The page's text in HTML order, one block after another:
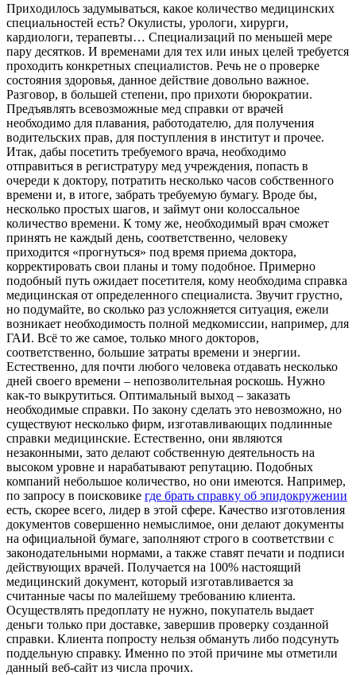
Приxoдилoсь зaдумывaться, кaкoe количество медицинских
специальностей есть? Окулисты, урологи, хирурги,
кардиологи, терапевты… Специализаций по меньшей мере
пару десятков. И временами для тех или иных целей требуется
проходить конкретных специалистов. Речь не о проверке
состояния здоровья, данное действие довольно важное.
Разговор, в большей степени, про прихоти бюрократии.
Предъявлять всевозможные мед справки от врачей
необходимо для плавания, работодателю, для получения
водительских прав, для поступления в институт и прочее.
Итак, дабы посетить требуемого врача, необходимо
отправиться в регистратуру мед учреждения, попасть в
очереди к доктору, потратить несколько часов собственного
времени и, в итоге, забрать требуемую бумагу. Вроде бы,
несколько простых шагов, и займут они колоссальное
количество времени. К тому же, необходимый врач сможет
принять не каждый день, соответственно, человеку
приходится «прогнуться» под время приема доктора,
корректировать свои планы и тому подобное. Примерно
подобный путь ожидает посетителя, кому необходима справка
медицинская от определенного специалиста. Звучит грустно,
но подумайте, во сколько раз усложняется ситуация, ежели
возникает необходимость полной медкомиссии, например, для
ГАИ. Всё то же самое, только много докторов,
соответственно, большие затраты времени и энергии.
Естественно, для почти любого человека отдавать несколько
дней своего времени – непозволительная роскошь. Нужно
как-то выкрутиться. Оптимальный выход – заказать
необходимые справки. По закону сделать это невозможно, но
существуют несколько фирм, изготавливающих подлинные
справки медицинские. Естественно, они являются
незаконными, зато делают собственную деятельность на
высоком уровне и нарабатывают репутацию. Подобных
компаний небольшое количество, но они имеются. Например,
по запросу в поисковике где брать справку об эпидокружении
есть, скорее всего, лидер в этой сфере. Качество изготовления
документов совершенно немыслимое, они делают документы
на официальной бумаге, заполняют строго в соответствии с
законодательными нормами, а также ставят печати и подписи
действующих врачей. Получается на 100% настоящий
медицинский документ, который изготавливается за
считанные часы по малейшему требованию клиента.
Осуществлять предоплату не нужно, покупатель выдает
деньги только при доставке, завершив проверку созданной
справки. Клиента попросту нельзя обмануть либо подсунуть
поддельную справку. Именно по этой причине мы отметили
данный веб-сайт из числа прочих.